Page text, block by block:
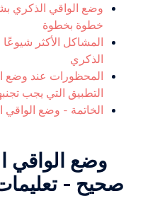
وضع الواقي الذكري
خطوة بخطوة
المشاكل الأكثر
الذكري
المحظورات عند وضع
التطبيق التي يجب
الخاتمة - وضع
وضع الواقي
صحيح -